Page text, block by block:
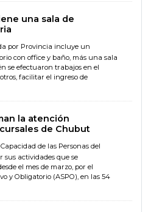
una sala de
por Provincia incluye un
con office y baño, más una sala
se efectuaron trabajos en el
facilitar el ingreso de
la atención
de Chubut
de las Personas del
actividades que se
el mes de marzo, por el
y Obligatorio (ASPO), en las 54